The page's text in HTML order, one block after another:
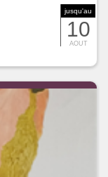
jusqu'au
10
AOUT